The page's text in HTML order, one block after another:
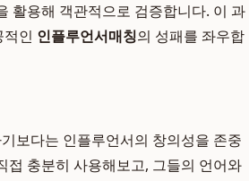
활용해 객관적으로 검증합니다. 이 과
인 인플루언서매칭의 성패를 좌우합
보다는 인플루언서의 창의성을 존중
접 충분히 사용해보고, 그들의 언어와